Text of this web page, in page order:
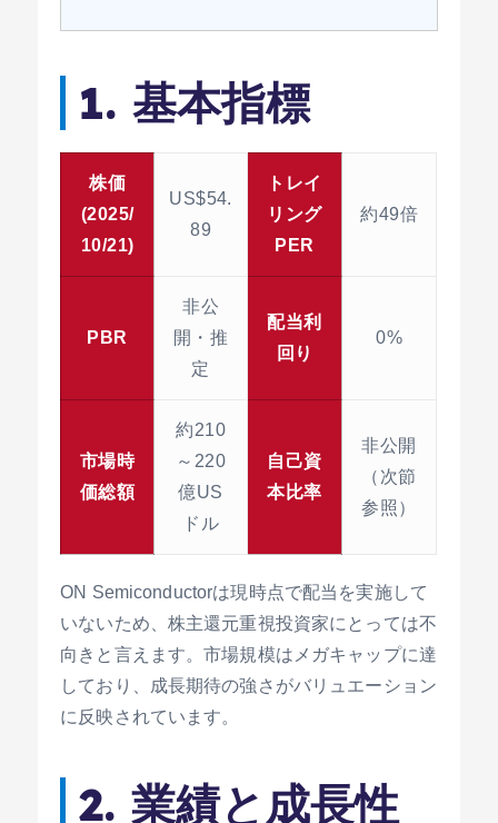
1. 基本指標
株価
(2025/
10/21)
US$54.
89
トレイ
リング
PER
約49倍
PBR
非公
開・推
定
配当利
回り
0%
市場時
価総額
約210
～220
億US
ドル
自己資
本比率
非公開
（次節
参照）
ON Semiconductorは現時点で配当を実施して
いないため、株主還元重視投資家にとっては不
向きと言えます。市場規模はメガキャップに達
しており、成長期待の強さがバリュエーション
に反映されています。
2. 業績と成長性